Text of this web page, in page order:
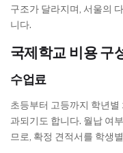
구조가 달라지며, 서울의
니다.
국제학교 비용 구
수업료
초등부터 고등까지 학년
과되기도 합니다. 월납 여
므로, 확정 견적서를 학생